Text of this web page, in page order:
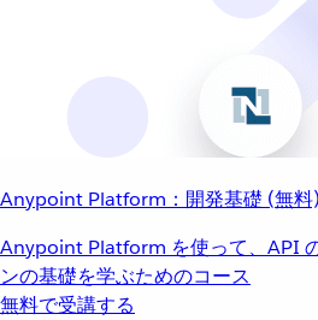
Anypoint Platform：開発基礎 (無料)
Anypoint Platform を使って、API
ンの基礎を学ぶためのコース
無料で受講する